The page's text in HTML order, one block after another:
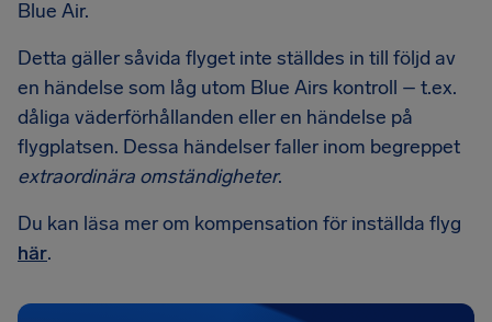
Blue Air.
Detta gäller såvida flyget inte ställdes in till följd av
en händelse som låg utom Blue Airs kontroll – t.ex.
dåliga väderförhållanden eller en händelse på
flygplatsen. Dessa händelser faller inom begreppet
extraordinära omständigheter.
Du kan läsa mer om kompensation för inställda flyg
här.